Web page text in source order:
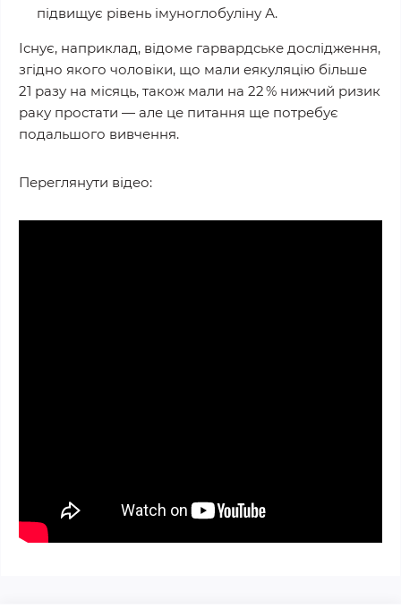
підвищує рівень імуноглобуліну А.
Існує, наприклад, відоме гарвардське дослідження,
згідно якого чоловіки, що мали еякуляцію більше
21 разу на місяць, також мали на 22 % нижчий ризик
раку простати — але це питання ще потребує
подальшого вивчення.
Переглянути відео: